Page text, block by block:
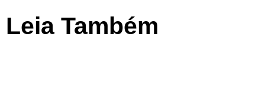
Leia Também